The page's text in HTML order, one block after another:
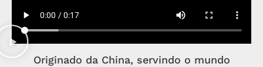
Originado da China, servindo o mundo